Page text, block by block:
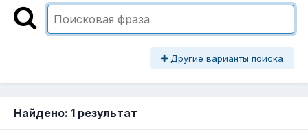
Другие варианты поиска
Найдено: 1 результат